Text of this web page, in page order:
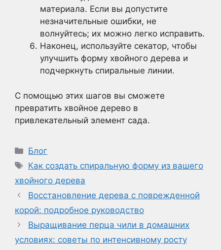
материала. Если вы допустите
незначительные ошибки, не
волнуйтесь; их можно легко исправить.
Наконец, используйте секатор, чтобы
улучшить форму хвойного дерева и
подчеркнуть спиральные линии.
С помощью этих шагов вы сможете
превратить хвойное дерево в
привлекательный элемент сада.
Рубрики
Блог
Метки
Как создать спиральную форму из вашего
хвойного дерева
Восстановление дерева с поврежденной
корой: подробное руководство
Выращивание перца чили в домашних
условиях: советы по интенсивному росту